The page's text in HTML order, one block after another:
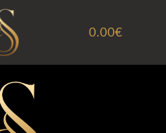
0.00€